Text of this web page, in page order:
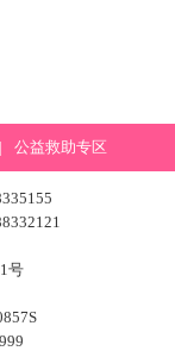
| 公益救助专区
号